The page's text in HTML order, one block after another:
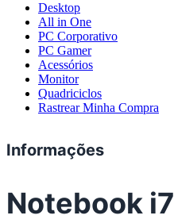
Desktop
All in One
PC Corporativo
PC Gamer
Acessórios
Monitor
Quadriciclos
Rastrear Minha Compra
Informações
Notebook i7